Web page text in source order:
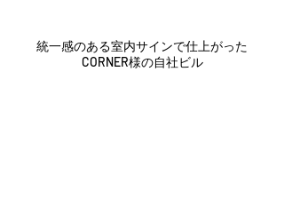
統一感のある室内サインで仕上がった
CORNER様の自社ビル